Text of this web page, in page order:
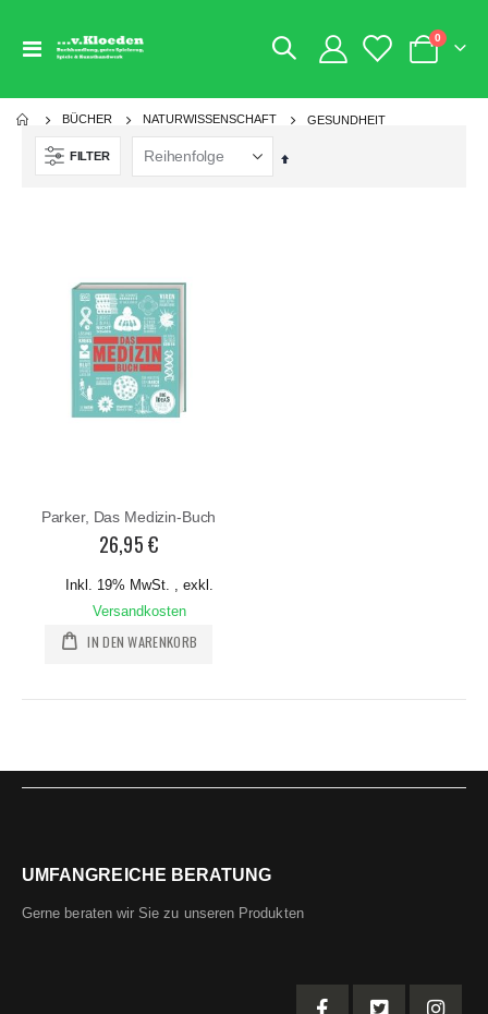
Navigation
Warenkorb
0 Artikel
BÜCHER NATURWISSENSCHAFT GESUNDHEIT
FILTER
Absteigend
Parker, Das Medizin-Buch
26,95 €
Inkl. 19% MwSt.
exkl.
Versandkosten
IN DEN WARENKORB
UMFANGREICHE BERATUNG
Gerne beraten wir Sie zu unseren Produkten